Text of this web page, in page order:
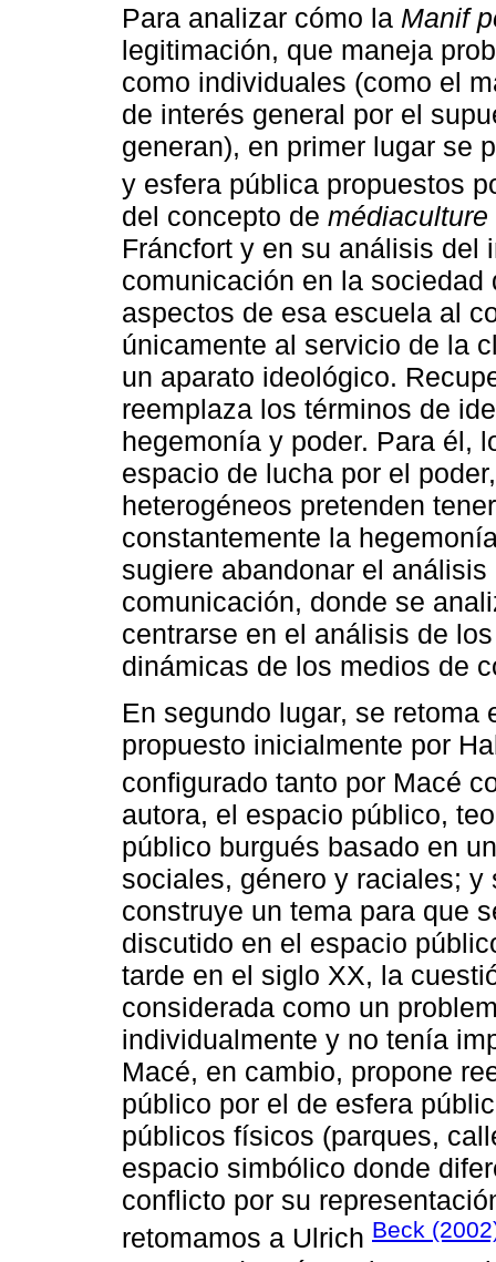
Para analizar cómo la Manif
legitimación, que maneja
como individuales (como el
de interés general por el
generan), en primer lugar se
y esfera pública propuestos
del concepto de médiaculture
Fráncfort y en su análisis del
comunicación en la
aspectos de esa escuela al
únicamente al servicio de la
un aparato ideológico.
reemplaza los términos de
hegemonía y poder. Para él,
espacio de lucha por el
heterogéneos pretenden
constantemente la
sugiere abandonar el
comunicación, donde se
centrarse en el análisis de
dinámicas de los medios de
En segundo lugar, se
propuesto inicialmente por
configurado tanto por Macé
autora, el espacio público,
público burgués basado en
sociales, género y raciales;
construye un tema para que
discutido en el espacio
tarde en el siglo XX, la
considerada como un
individualmente y no tenía
Macé, en cambio, propone
público por el de esfera
públicos físicos (parques,
espacio simbólico donde
conflicto por su
retomamos a Ulrich Beck